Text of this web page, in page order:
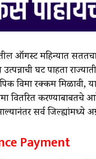
ऑगस्ट महिन्यात
घट पाहता
विमा रक्कम मिळावी,
वितरित
सर्व
Payment